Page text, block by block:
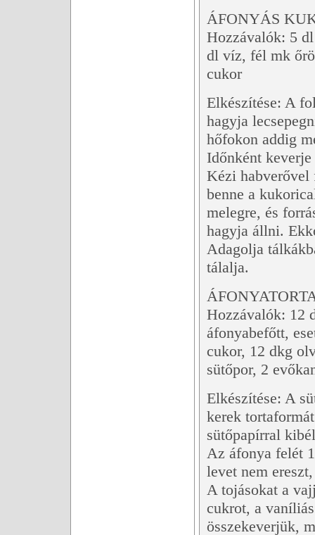
ÁFONYÁS
Hozzávalók: 5
dl víz, fél mk
cukor
Elkészítése: A
hagyja
hőfokon addig
Időnként
Kézi habverővel
benne a
melegre, és
hagyja állni.
Adagolja
tálalja.
Hozzávalók: 12
áfonyabefőtt,
cukor, 12 dkg
sütőpor, 2
Elkészítése: A
kerek
sütőpapírral
Az áfonya felét
levet nem
A tojásokat a
cukrot, a
összekeverjük,